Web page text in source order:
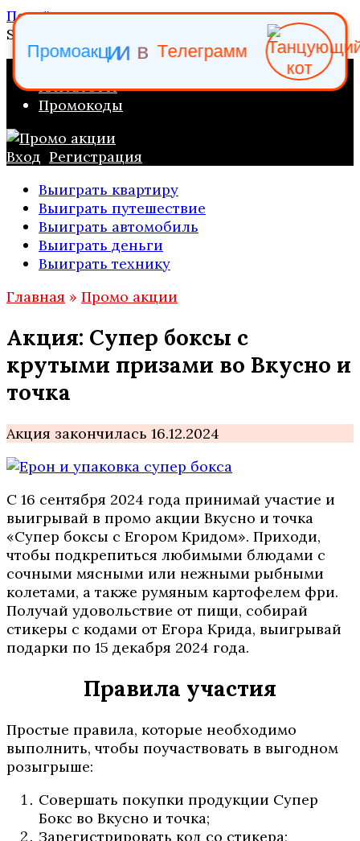
Перейти к содержанию
Search for:
ПРОМО АКЦИИ
КАТАЛОГИ
Промокоды
Вход Регистрация
Выиграть квартиру
Выиграть путешествие
Выиграть автомобиль
Выиграть деньги
Выиграть технику
Главная » Промо акции
Акция: Супер боксы с
крутыми призами во Вкусно и
точка
Акция закончилась 16.12.2024
С 16 сентября 2024 года принимай участие и
выигрывай в промо акции Вкусно и точка
«Супер боксы с Егором Кридом». Приходи,
чтобы подкрепиться любимыми блюдами с
сочными мясными или нежными рыбными
колетами, а также румяным картофелем фри.
Получай удовольствие от пищи, собирай
стикеры с кодами от Егора Крида, выигрывай
подарки по 15 декабря 2024 года.
Правила участия
Простые правила, которые необходимо
выполнить, чтобы поучаствовать в выгодном
розыгрыше:
Совершать покупки продукции Супер
Бокс во Вкусно и точка;
Зарегистрировать код со стикера;
Промоакции в Телеграмм